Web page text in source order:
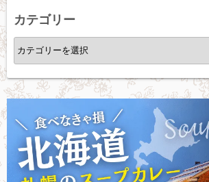
ブ
カテゴリー
カ
テ
ゴ
リ